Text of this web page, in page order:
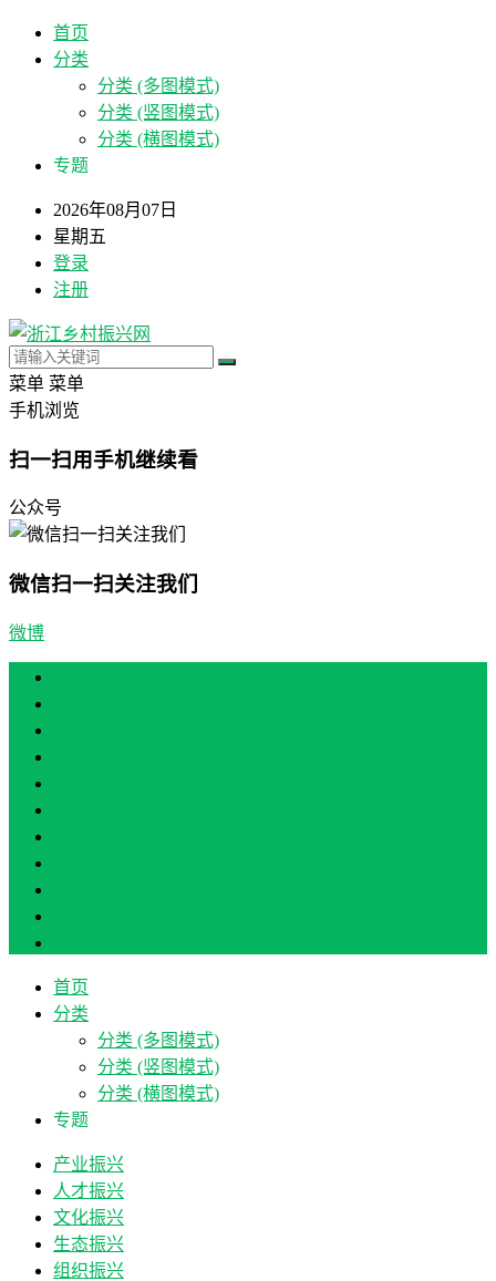
首页
分类
分类 (多图模式)
分类 (竖图模式)
分类 (横图模式)
专题
2026年08月07日
星期五
登录
注册
菜单 菜单
手机浏览
扫一扫用手机继续看
公众号
微信扫一扫关注我们
微博
首页
分类
分类 (多图模式)
分类 (竖图模式)
分类 (横图模式)
专题
产业振兴
人才振兴
文化振兴
生态振兴
组织振兴